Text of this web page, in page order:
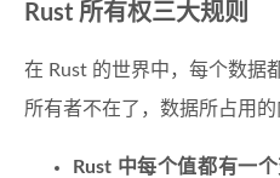
Rust 所有权三大规则
在 Rust 的世界中，每个数据
所有者不在了，数据所占用的
Rust 中每个值都有一